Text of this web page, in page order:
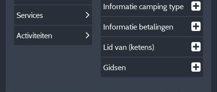
Services
Activiteiten
Informatie camping type
Informatie betalingen
Lid van (ketens)
Gidsen